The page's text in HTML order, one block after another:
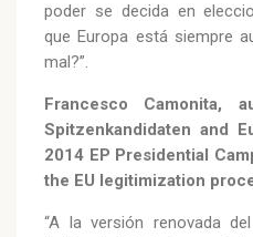
poder se decida en
que Europa está siempre
mal?”.
Francesco Camonita,
Spitzenkandidaten and
2014 EP Presidential
the EU legitimization
“A la versión renovada